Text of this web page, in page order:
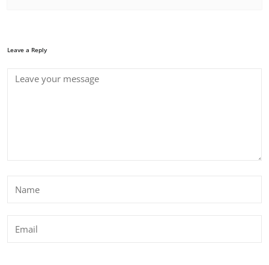
Leave a Reply